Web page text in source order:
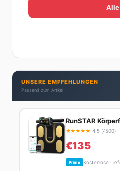
vergraben. Diese Mischung
macht seine Artikel aus:
Alle
UNSERE EMPFEHLUNGEN
Passend zum Artikel
RunSTAR
★★★★★ 4.5 (4500)
€135
Prime Kostenlose